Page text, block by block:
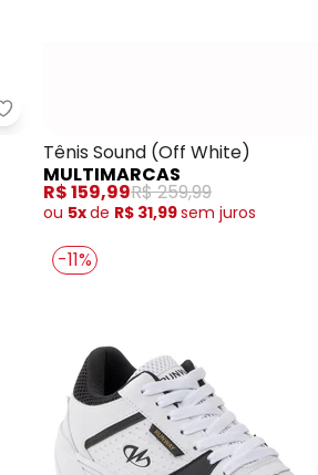
Perfecta - Sapatênis Masculino
Tênis Sound (Off White)
MULTIMARCAS
R$ 159,99R$ 259,99
ou 5xde R$ 31,99sem juros
-11%